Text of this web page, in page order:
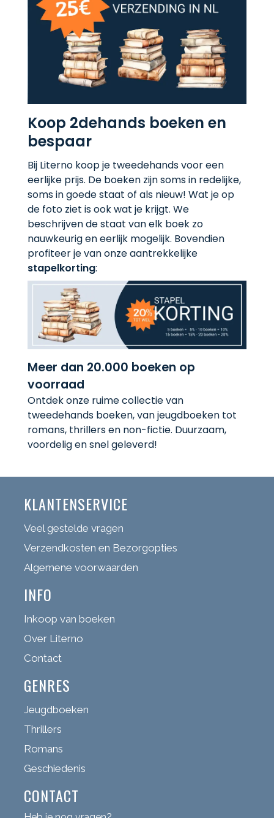
Koop 2dehands boeken en
bespaar
Bij Literno koop je tweedehands voor een
eerlijke prijs. De boeken zijn soms in redelijke,
soms in goede staat of als nieuw! Wat je op
de foto ziet is ook wat je krijgt. We
beschrijven de staat van elk boek zo
nauwkeurig en eerlijk mogelijk. Bovendien
profiteer je van onze aantrekkelijke
stapelkorting:
Meer dan 20.000 boeken op
voorraad
Ontdek onze ruime collectie van
tweedehands boeken, van jeugdboeken tot
romans, thrillers en non-fictie. Duurzaam,
voordelig en snel geleverd!
KLANTENSERVICE
Veel gestelde vragen
Verzendkosten en Bezorgopties
Algemene voorwaarden
INFO
Inkoop van boeken
Over Literno
Contact
GENRES
Jeugdboeken
Thrillers
Romans
Geschiedenis
CONTACT